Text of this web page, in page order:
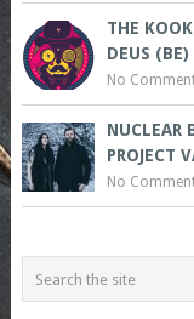
THE
DEUS (BE)
No
NUCLEAR
PROJECT
No